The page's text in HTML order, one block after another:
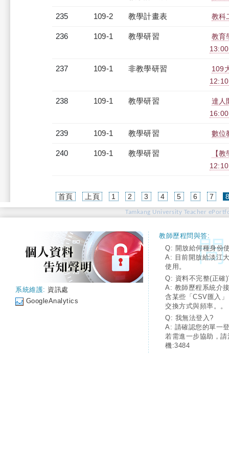
235 109-2 教學計畫表 教科
236 109-1 教學研習
教育
237 109-1 非教學研習
109
238 109-1 教學研習
達人
239 109-1 教學研習 數位
240 109-1 教學研習
【
首頁 上頁 1 2 3 4 5 6 7
Tamkang University Teacher
系統維護: 資訊處
GoogleAnalytics
教師歷程問與答:
Q: 開放給何種身份
A: 目前開放給淡江
使用。
Q: 資料不完整(正確
A: 教師歷程系統介
含某些「CSV匯入
交換方式與頻率。。
Q: 我無法登入?
A: 請確認您的單一
若需進一步協助，
機:3484